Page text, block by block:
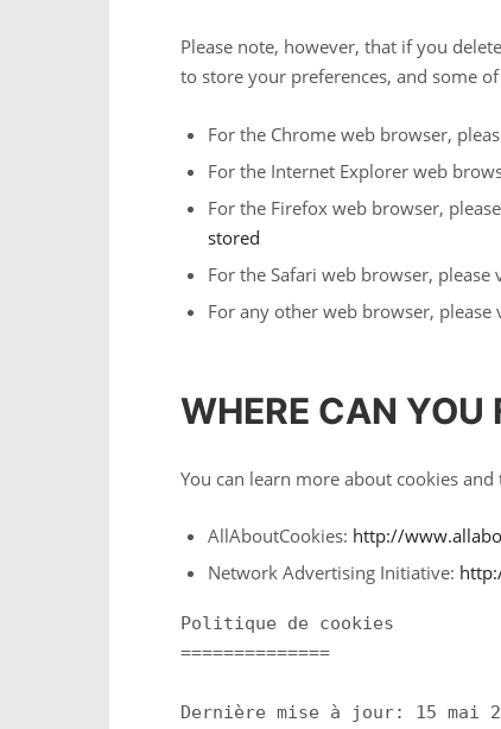
Please note, however, that if you
to store your preferences, and some
For the Chrome web browser,
For the Internet Explorer web
For the Firefox web browser,
stored
For the Safari web browser,
For any other web browser, please
WHERE CAN YOU
You can learn more about cookies
AllAboutCookies: http://
Network Advertising Initiative:
Politique de cookies
==============
Dernière mise à jour: 15 mai